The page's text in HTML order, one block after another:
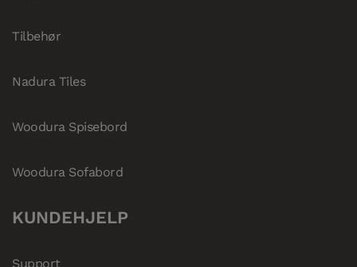
Tilbehør
Nadura Tiles
Woodura Spisebord
Woodura Sofabord
KUNDEHJELP
Support